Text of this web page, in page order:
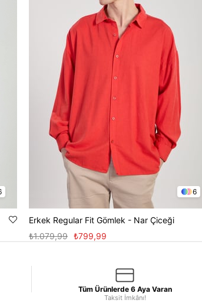
6
Erkek Regular Fit Gömlek - Nar Çiceği
₺799,99
₺1.079,99
Tüm Ürünlerde 6 Aya Varan
Taksit İmkânı!